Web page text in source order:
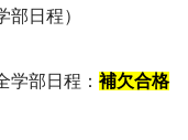
部日程）
学部日程： 補欠合格